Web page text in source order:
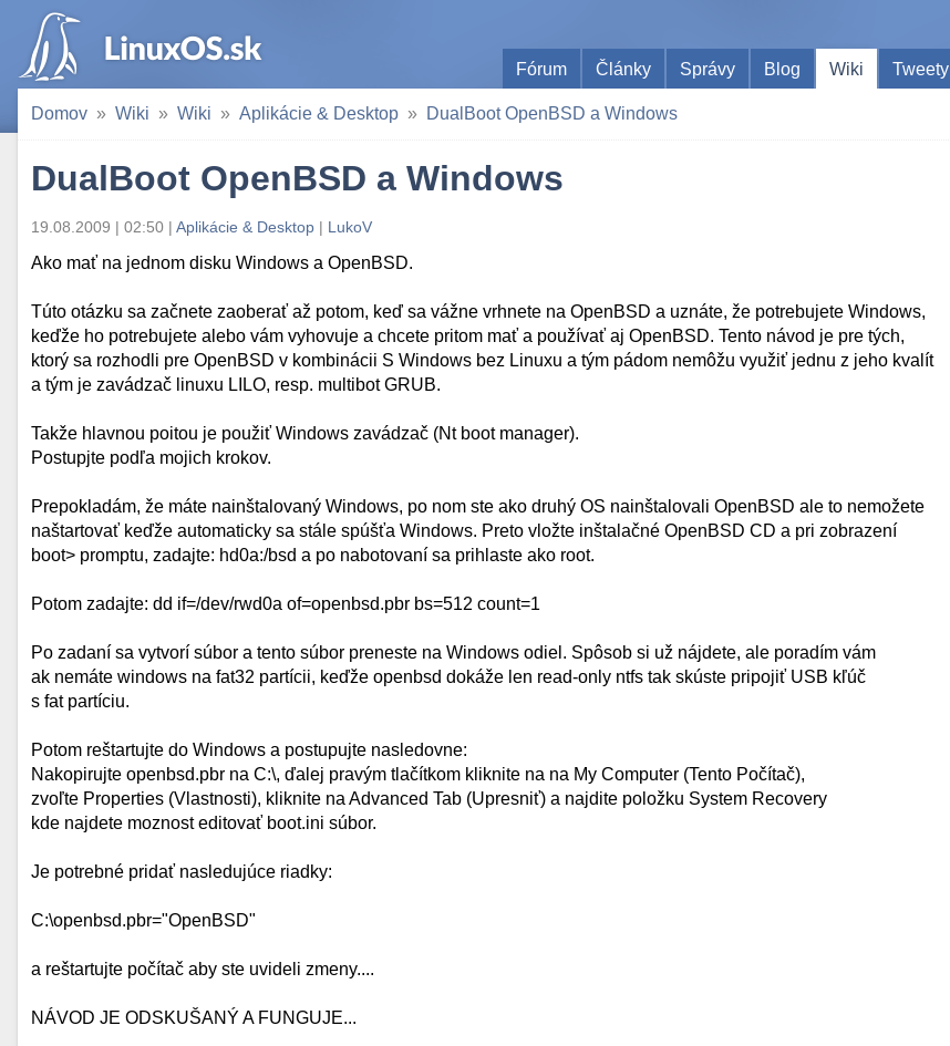
Fórum
Články Správy Blog Wiki Tweety
Domov Wiki Wiki Aplikácie & Desktop DualBoot OpenBSD a Windows
DualBoot OpenBSD a Windows
19.08.2009 | 02:50 | Aplikácie & Desktop | LukoV
Ako mať na jednom disku Windows a OpenBSD.
Túto otázku sa začnete zaoberať až potom, keď sa vážne vrhnete na OpenBSD a uznáte, že potrebujete Windows,
keďže ho potrebujete alebo vám vyhovuje a chcete pritom mať a používať aj OpenBSD. Tento návod je pre tých,
ktorý sa rozhodli pre OpenBSD v kombinácii S Windows bez Linuxu a tým pádom nemôžu využiť jednu z jeho kvalít
a tým je zavádzač linuxu LILO, resp. multibot GRUB.
Takže hlavnou poitou je použiť Windows zavádzač (Nt boot manager).
Postupjte podľa mojich krokov.
Prepokladám, že máte nainštalovaný Windows, po nom ste ako druhý OS nainštalovali OpenBSD ale to nemožete
naštartovať keďže automaticky sa stále spúšťa Windows. Preto vložte inštalačné OpenBSD CD a pri zobrazení
boot> promptu, zadajte: hd0a:/bsd a po nabotovaní sa prihlaste ako root.
Potom zadajte: dd if=/dev/rwd0a of=openbsd.pbr bs=512 count=1
Po zadaní sa vytvorí súbor a tento súbor preneste na Windows odiel. Spôsob si už nájdete, ale poradím vám
ak nemáte windows na fat32 partícii, keďže openbsd dokáže len read-only ntfs tak skúste pripojiť USB kľúč
s fat partíciu.
Potom reštartujte do Windows a postupujte nasledovne:
Nakopirujte openbsd.pbr na C:\, ďalej pravým tlačítkom kliknite na na My Computer (Tento Počítač),
zvoľte Properties (Vlastnosti), kliknite na Advanced Tab (Upresniť) a najdite položku System Recovery
kde najdete moznost editovať boot.ini súbor.
Je potrebné pridať nasledujúce riadky:
C:\openbsd.pbr="OpenBSD"
a reštartujte počítač aby ste uvideli zmeny....
NÁVOD JE ODSKUŠANÝ A FUNGUJE...